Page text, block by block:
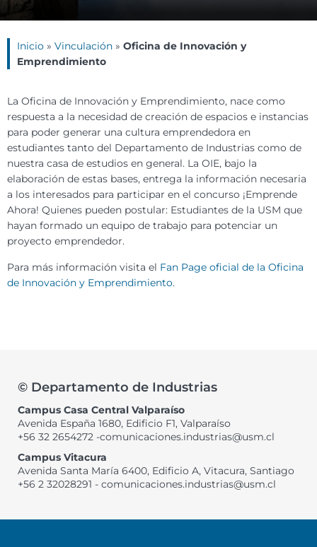
Inicio » Vinculación » Oficina de Innovación y
Emprendimiento
La Oficina de Innovación y Emprendimiento, nace como
respuesta a la necesidad de creación de espacios e instancias
para poder generar una cultura emprendedora en
estudiantes tanto del Departamento de Industrias como de
nuestra casa de estudios en general. La OIE, bajo la
elaboración de estas bases, entrega la información necesaria
a los interesados para participar en el concurso ¡Emprende
Ahora! Quienes pueden postular: Estudiantes de la USM que
hayan formado un equipo de trabajo para potenciar un
proyecto emprendedor.
Para más información visita el Fan Page oficial de la Oficina
de Innovación y Emprendimiento.
© Departamento de Industrias
Campus Casa Central Valparaíso
Avenida España 1680, Edificio F1, Valparaíso
+56 32 2654272 -comunicaciones.industrias@usm.cl
Campus Vitacura
Avenida Santa María 6400, Edificio A, Vitacura, Santiago
+56 2 32028291 - comunicaciones.industrias@usm.cl